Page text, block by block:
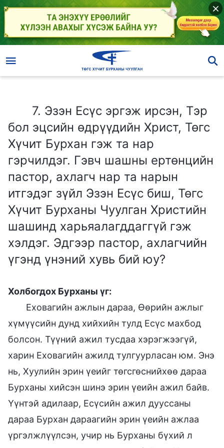
7. Эзэн Есүс эргэж ирсэн, Тэр
бол эцсийн өдрүүдийн Христ, Төгс
Хүчит Бурхан гэж та нар
гэрчилдэг. Гэвч шашны ертөнцийн
пастор, ахлагч нар та нарын
итгэдэг зүйл Эзэн Есүс биш, Төгс
Хүчит Бурханы Чуулган Христийн
шашинд харьяалагддаггүй гэж
хэлдэг. Эдгээр пастор, ахлагчийн
үгэнд үнэний хувь бий юу?
Холбогдох Бурханы үг:
Еховагийн ажлын дараа, Өөрийн ажлыг
хүмүүсийн дунд хийхийн тулд Есүс махбод
болсон. Түүний ажил тусдаа хэрэгжээгүй,
харин Еховагийн ажилд тулгуурласан юм. Энэ
нь, Хуулийн эрин үеийг төгсгөснийхөө дараа
Бурханы хийсэн шинэ эрин үеийн ажил байв.
Үүнтэй адилаар, Есүсийн ажил дууссаны
дараа Бурхан дараагийн эрин үеийн ажлаа
үргэлжлүүлсэн, учир нь Бурханы бүхий л